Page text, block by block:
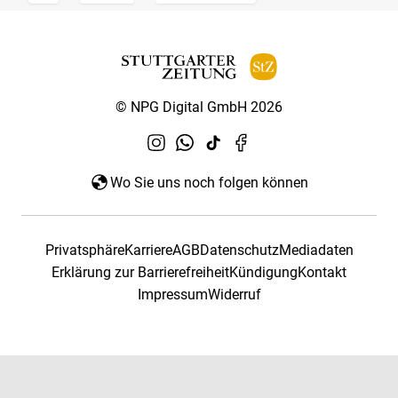
© NPG Digital GmbH 2026
Wo Sie uns noch folgen können
PrivatsphäreKarriereAGBDatenschutzMediadaten
Erklärung zur BarrierefreiheitKündigungKontakt
ImpressumWiderruf